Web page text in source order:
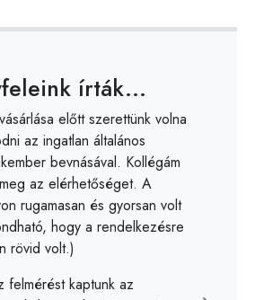
írták...
előtt szerettünk volna
az ingatlan általános
bevnásával. Kollégám
az elérhetőséget. A
rugamasan és gyorsan volt
hogy a rendelkezésre
rövid volt.)
kaptunk az